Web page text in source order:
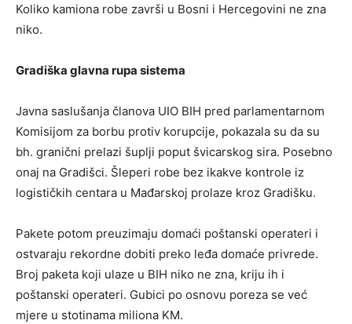
Koliko kamiona robe završi u Bosni i Hercegovini ne zna
niko.
Gradiška glavna rupa sistema
Javna saslušanja članova UIO BIH pred parlamentarnom
Komisijom za borbu protiv korupcije, pokazala su da su
bh. granični prelazi šuplji poput švicarskog sira. Posebno
onaj na Gradišci. Šleperi robe bez ikakve kontrole iz
logističkih centara u Mađarskoj prolaze kroz Gradišku.
Pakete potom preuzimaju domaći poštanski operateri i
ostvaraju rekordne dobiti preko leđa domaće privrede.
Broj paketa koji ulaze u BIH niko ne zna, kriju ih i
poštanski operateri. Gubici po osnovu poreza se već
mjere u stotinama miliona KM.